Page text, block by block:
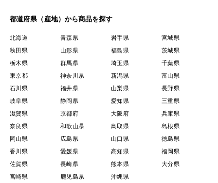
都道府県（産地）から商品を探す
北海道 青森県 岩手県
宮城県
秋田県
山形県 福島県
茨城県
栃木県
群馬県 埼玉県
千葉県
東京都
神奈川県 新潟県
富山県
石川県
福井県 山梨県
長野県
岐阜県
静岡県 愛知県
三重県
滋賀県
京都府 大阪府
兵庫県
奈良県
和歌山県 鳥取県
島根県
岡山県
広島県 山口県
徳島県
香川県
愛媛県 高知県
福岡県
佐賀県
長崎県 熊本県
大分県
宮崎県
鹿児島県 沖縄県